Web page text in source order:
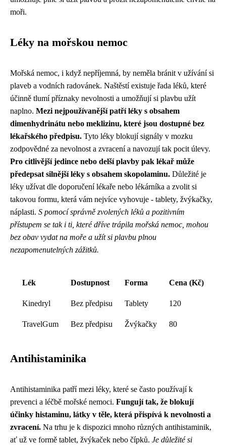
moři.
Léky na mořskou nemoc
Mořská nemoc, i když nepříjemná, by neměla bránit v užívání si
plaveb a vodních radovánek. Naštěstí existuje řada léků, které
účinně tlumí příznaky nevolnosti a umožňují si plavbu užít
naplno. Mezi nejpoužívanější patří léky s obsahem
dimenhydrinátu nebo meklizinu, které jsou dostupné bez
lékařského předpisu. Tyto léky blokují signály v mozku
zodpovědné za nevolnost a zvracení a navozují tak pocit úlevy.
Pro citlivější jedince nebo delší plavby pak lékař může
předepsat silnější léky s obsahem skopolaminu. Důležité je
léky užívat dle doporučení lékaře nebo lékárníka a zvolit si
takovou formu, která vám nejvíce vyhovuje - tablety, žvýkačky,
náplasti. S pomocí správně zvolených léků a pozitivním
přístupem se tak i ti, které dříve trápila mořská nemoc, mohou
bez obav vydat na moře a užít si plavbu plnou
nezapomenutelných zážitků.
Lék Dostupnost Forma Cena (Kč)
Kinedryl Bez předpisu Tablety 120
TravelGum Bez předpisu Žvýkačky 80
Antihistaminika
Antihistaminika patří mezi léky, které se často používají k
prevenci a léčbě mořské nemoci. Fungují tak, že blokují
účinky histaminu, látky v těle, která přispívá k nevolnosti a
zvracení. Na trhu je k dispozici mnoho různých antihistaminik,
ať už ve formě tablet, žvýkaček nebo čípků. Je důležité si